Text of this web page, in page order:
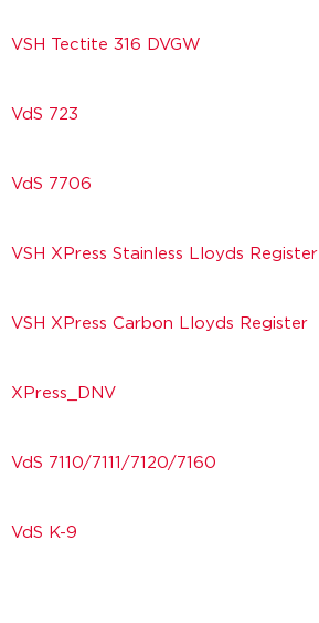
VSH Tectite 316 DVGW
VdS 723
VdS 7706
VSH XPress Stainless Lloyds Register
VSH XPress Carbon Lloyds Register
XPress_DNV
VdS 7110/7111/7120/7160
VdS K-9